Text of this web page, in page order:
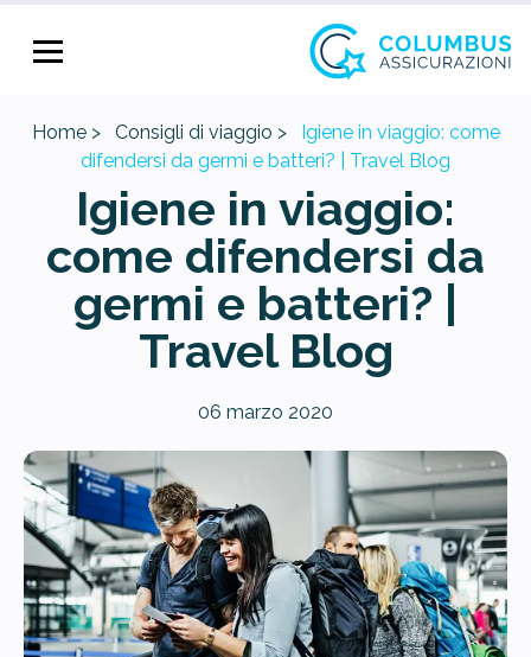
Home > Consigli di viaggio >
Igiene in viaggio: come
difendersi da germi e batteri? | Travel Blog
Igiene in viaggio:
come difendersi da
germi e batteri? |
Travel Blog
06 marzo 2020